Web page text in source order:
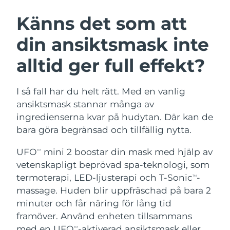
Känns det som att
din ansiktsmask inte
alltid ger full effekt?
I så fall har du helt rätt. Med en vanlig
ansiktsmask stannar många av
ingredienserna kvar på hudytan. Där kan de
bara göra begränsad och tillfällig nytta.
UFOTM
mini 2 boostar din mask med hjälp av
vetenskapligt beprövad spa-teknologi, som
termoterapi, LED-ljusterapi och T-SonicTM-
massage. Huden blir uppfräschad på bara 2
minuter och får näring för lång tid
framöver. Använd enheten tillsammans
TM
Ansiktsrengöring
Anti-aging massage
LUNA™ 4 Plus
LUNA™ 4 Men
For men, anti-aging massage
Ansiktslyft
Microcurrent toning
BEAR™ 2 go
BEAR™ 2 eyes & lips
Microcurrent line smoothing device
Återfuktning
Deep facial hydration
UFO™ 3 LED
Near-infrared and red light therapy
device
Munvård
Hybrid silicone sonic toothbrush
issa™ 4 plus
Smart hybrid silicone sonic toothbrush
FAQ™ ANTI-AGING-BEHANDLING
Anti-aging LED-behandlingar
NEW
Österrike Förväntad leverans10/08/2026
Bahrain Förväntad leverans11/08/2026
Belgien Förväntad leverans 10/08/2026
Bermuda Förväntad leverans16/08/2026
Bosnien och
Hercegovina
Förväntad leverans13/08/2026
Brunei Förväntad leverans 15/08/2026
Bulgarien Förväntad leverans 10/08/2026
Kanada Förväntad leverans14/08/2026
Chile Förväntad leverans 14/08/2026